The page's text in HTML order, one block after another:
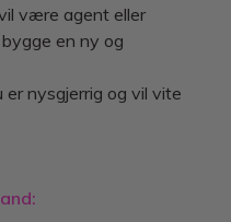
være agent eller
en ny og
er nysgjerrig og vil vite